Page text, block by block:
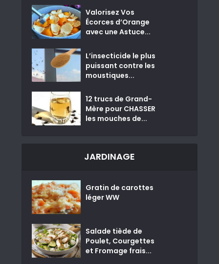
Valorisez Vos
Écorces d’Orange
avec une Astuce...
L’insecticide le plus
puissant contre les
moustiques...
12 trucs de Grand-
Mère pour CHASSER
les mouches de...
JARDINAGE
Gratin de carottes
léger WW
Salade tiède de
Poulet, Courgettes
et Fromage frais...